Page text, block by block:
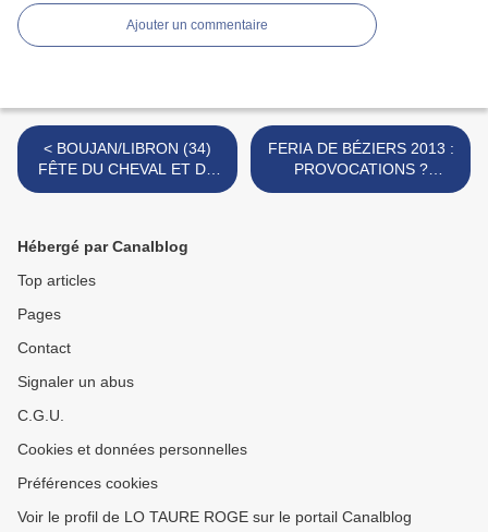
Ajouter un commentaire
< BOUJAN/LIBRON (34)
FÊTE DU CHEVAL ET DU
TORO 2013
FERIA DE BÉZIERS 2013 :
PROVOCATIONS ?
TROUBLES A L’ORDRE
Hébergé par Canalblog
Top articles
Pages
Contact
Signaler un abus
C.G.U.
Cookies et données personnelles
Préférences cookies
Voir le profil de LO TAURE ROGE sur le portail Canalblog